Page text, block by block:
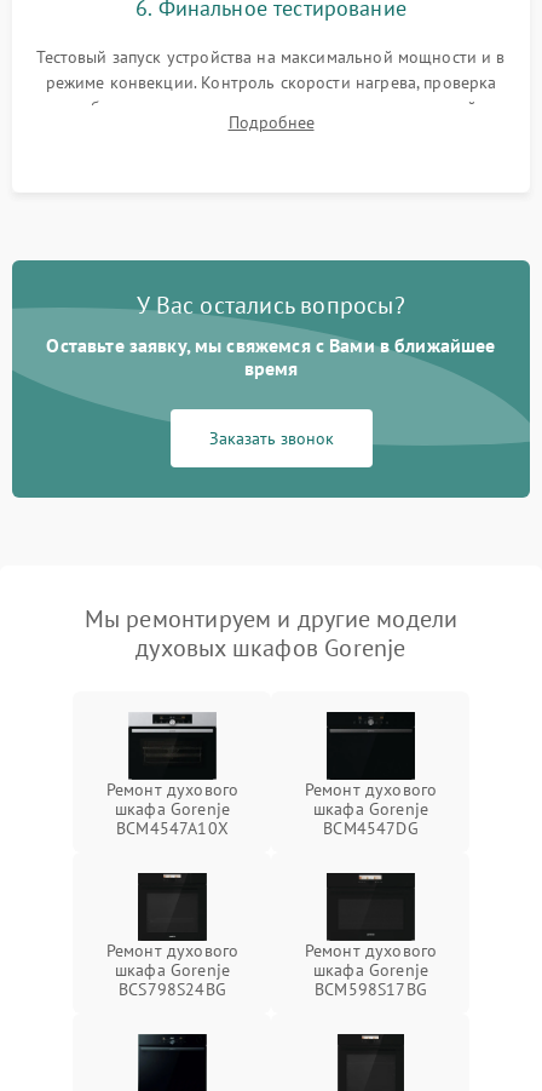
6. Финальное тестирование
Тестовый запуск устройства на максимальной мощности и в
режиме конвекции. Контроль скорости нагрева, проверка
срабатывания термостата при достижении заданной
температуры и тест на отсутствие утечек тока.
Подробнее
У Вас остались вопросы?
Оставьте заявку, мы свяжемся с Вами в ближайшее
время
Заказать звонок
Мы ремонтируем и другие модели
духовых шкафов Gorenje
Ремонт духового
шкафа Gorenje
BCM4547A10X
Ремонт духового
шкафа Gorenje
BCM4547DG
Ремонт духового
шкафа Gorenje
BCS798S24BG
Ремонт духового
шкафа Gorenje
BCM598S17BG